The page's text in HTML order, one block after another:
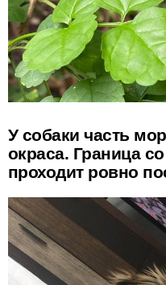
У собаки часть
окраса. Граница
проходит ровно